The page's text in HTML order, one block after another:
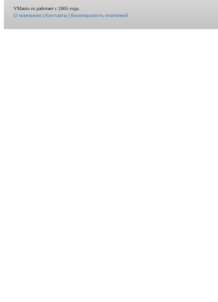
VMauto.ru работает с 2005 года.
О компании|Контакты|Безопасность платежей